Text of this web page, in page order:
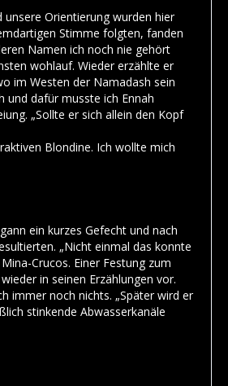
Orientierung wurden hier
Stimme folgten, fanden
Namen ich noch nie gehört
wohlauf. Wieder erzählte er
im Westen der Namadash sein
und dafür musste ich Ennah
„Sollte er sich allein den Kopf
Blondine. Ich wollte mich
ein kurzes Gefecht und nach
„Nicht einmal das konnte
Crucos. Einer Festung zum
in seinen Erzählungen vor.
immer noch nichts. „Später wird er
stinkende Abwasserkanäle